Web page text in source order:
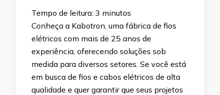
Tempo de leitura: 3 minutos
Conheça a Kabotron, uma fábrica de fios
elétricos com mais de 25 anos de
experiência, oferecendo soluções sob
medida para diversos setores. Se você está
em busca de fios e cabos elétricos de alta
qualidade e quer garantir que seus projetos